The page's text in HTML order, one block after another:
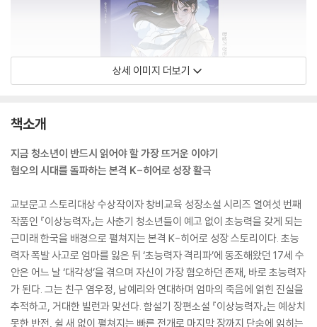
상세 이미지 더보기
책소개
지금 청소년이 반드시 읽어야 할 가장 뜨거운 이야기
혐오의 시대를 돌파하는 본격 K-히어로 성장 활극
교보문고 스토리대상 수상작이자 창비교육 성장소설 시리즈 열여섯 번째
작품인 『이상능력자』는 사춘기 청소년들이 예고 없이 초능력을 갖게 되는
근미래 한국을 배경으로 펼쳐지는 본격 K-히어로 성장 스토리이다. 초능
력자 폭발 사고로 엄마를 잃은 뒤 ‘초능력자 격리파’에 동조해왔던 17세 수
안은 어느 날 ‘대각성’을 겪으며 자신이 가장 혐오하던 존재, 바로 초능력자
가 된다. 그는 친구 염우정, 남예리와 연대하며 엄마의 죽음에 얽힌 진실을
추적하고, 거대한 빌런과 맞선다. 함설기 장편소설 『이상능력자』는 예상치
못한 반전, 쉴 새 없이 펼쳐지는 빠른 전개로 마지막 장까지 단숨에 읽히는